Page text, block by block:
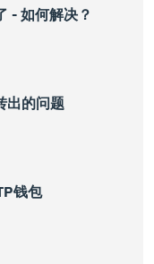
- 如何解决？
出的问题
钱包